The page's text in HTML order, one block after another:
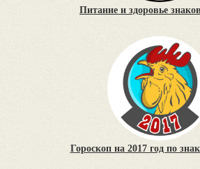
Питание и здоровье
Гороскоп на 2017 год по